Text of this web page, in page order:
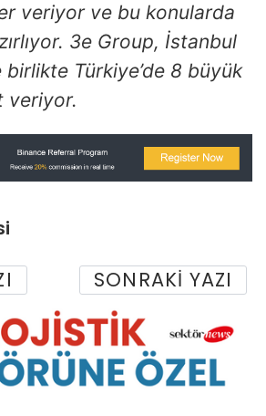
veriyor ve bu konularda
3e Group, İstanbul
Türkiye’de 8 büyük
veriyor.
SONRAKI YAZI